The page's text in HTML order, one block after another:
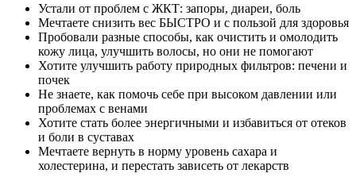
Устали от проблем с ЖКТ: запоры, диареи, боль
Мечтаете снизить вес БЫСТРО и с пользой для здоровья
Пробовали разные способы, как очистить и омолодить
кожу лица, улучшить волосы, но они не помогают
Хотите улучшить работу природных фильтров: печени и
почек
Не знаете, как помочь себе при высоком давлении или
проблемах с венами
Хотите стать более энергичными и избавиться от отеков
и боли в суставах
Мечтаете вернуть в норму уровень сахара и
холестерина, и перестать зависеть от лекарств